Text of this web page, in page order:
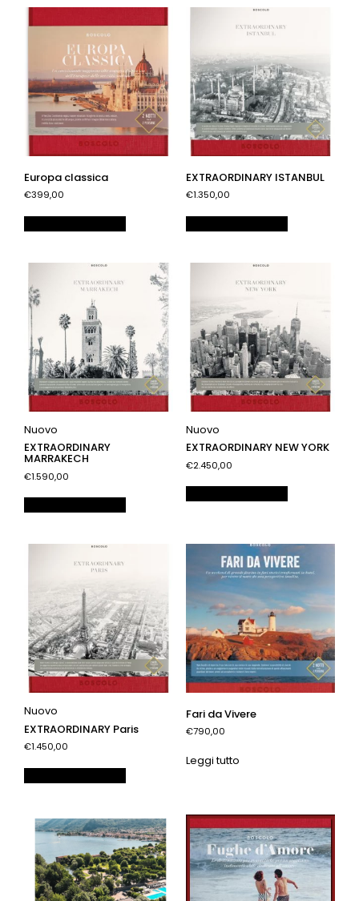
Europa classica
€399,00
EXTRAORDINARY ISTANBUL
€1.350,00
Nuovo
EXTRAORDINARY
MARRAKECH
€1.590,00
Nuovo
EXTRAORDINARY NEW YORK
€2.450,00
Nuovo
EXTRAORDINARY Paris
€1.450,00
Fari da Vivere
€790,00
Leggi tutto